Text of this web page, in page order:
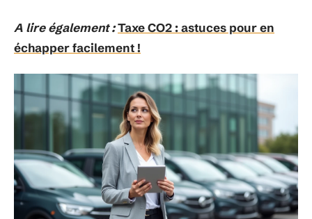
A lire également :Taxe CO2 : astuces pour en
échapper facilement !